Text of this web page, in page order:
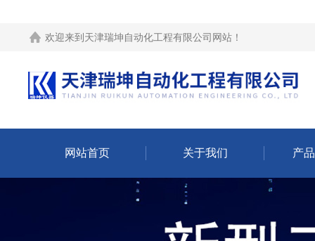
欢迎来到 天津瑞坤自动化工程有限公司网站 ！
网站首页 关于我们 产